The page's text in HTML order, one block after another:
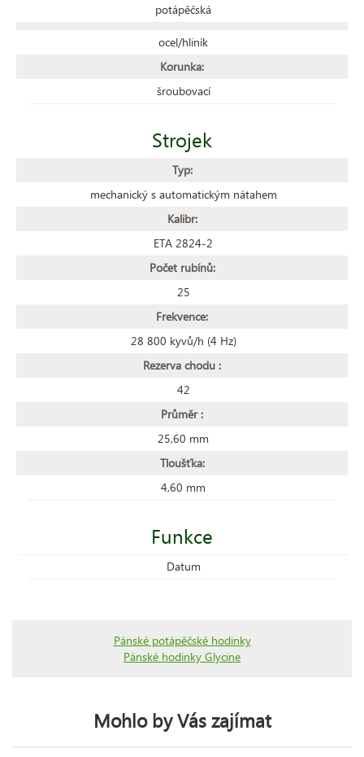
potápěčská
ocel/hliník
Korunka:
šroubovací
Strojek
Typ:
mechanický s automatickým nátahem
Kalibr:
ETA 2824-2
Počet rubínů:
25
Frekvence:
28 800 kyvů/h (4 Hz)
Rezerva chodu :
42
Průměr :
25,60 mm
Tloušťka:
4,60 mm
Funkce
Datum
Pánské potápěčské hodinky
Pánské hodinky Glycine
Mohlo by Vás zajímat